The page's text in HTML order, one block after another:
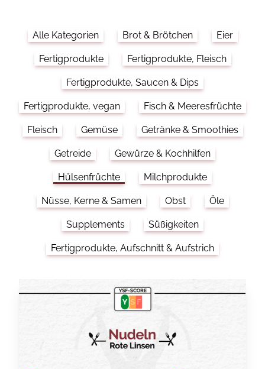
Alle Kategorien Brot & Brötchen Eier
Fertigprodukte Fertigprodukte, Fleisch
Fertigprodukte, Saucen & Dips
Fertigprodukte, vegan Fisch & Meeresfrüchte
Fleisch Gemüse Getränke & Smoothies
Getreide Gewürze & Kochhilfen
Hülsenfrüchte Milchprodukte
Nüsse, Kerne & Samen Obst Öle
Supplements Süßigkeiten
Fertigprodukte, Aufschnitt & Aufstrich